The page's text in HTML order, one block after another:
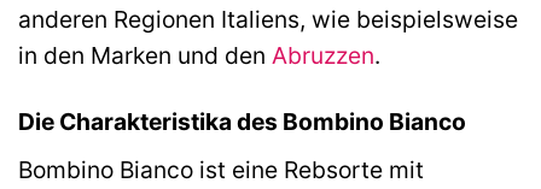
anderen Regionen Italiens, wie beispielsweise
in den Marken und den Abruzzen.
Die Charakteristika des Bombino Bianco
Bombino Bianco ist eine Rebsorte mit